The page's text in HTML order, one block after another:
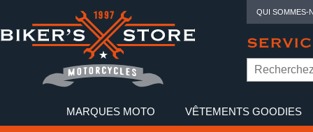
QUI SOMMES-
MARQUES MOTO VÊTEMENTS GOODIES